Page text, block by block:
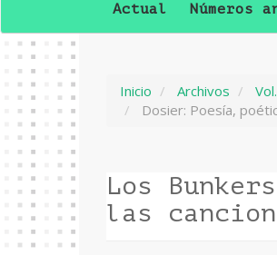
Actual Números
Inicio Archivos
Dosier: Poesía,
Los
las